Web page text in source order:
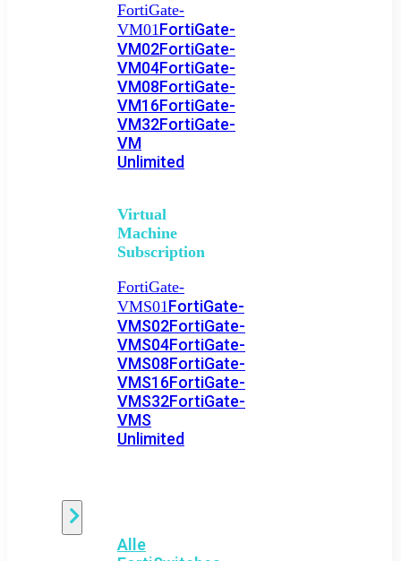
FortiGate-
VM01FortiGate-
VM02FortiGate-
VM04FortiGate-
VM08FortiGate-
VM16FortiGate-
VM32FortiGate-
VM
Unlimited
Virtual
Machine
Subscription
FortiGate-
VMS01FortiGate-
VMS02FortiGate-
VMS04FortiGate-
VMS08FortiGate-
VMS16FortiGate-
VMS32FortiGate-
VMS
Unlimited
Alle